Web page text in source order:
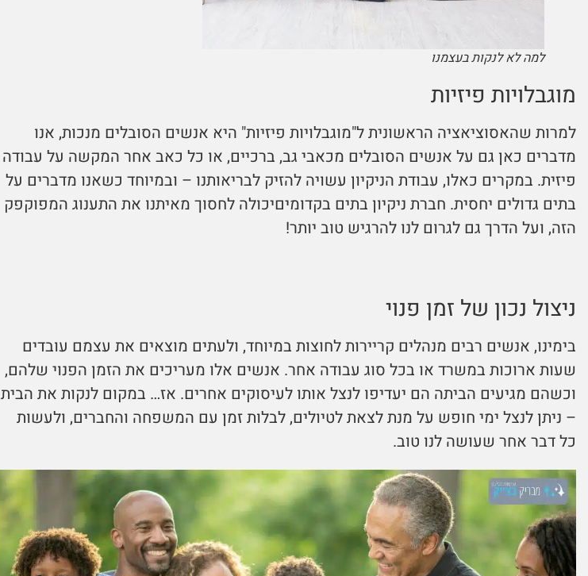
למה לא לנקות בעצמנו
מוגבלויות פיזיות
למרות שהאסוציאציה הראשונית ל"מוגבלויות פיזיות" היא אנשים הסובלים מנכות, אנו
מדברים כאן גם על אנשים הסובלים מכאבי גב, ברכיים, או כל כאב אחר המקשה על עבודה
פיזית. במקרים כאלו, עבודת הניקיון עשויה להזיק לבריאותנו – ובמיוחד כשאנו מדברים על
בתים גדולים יחסית. חברת ניקיון בתים בקדומיםיכולה לחסוך מאיתנו את התענוג המפוקפק
הזה, ועל הדרך גם לגרום לנו להרגיש טוב יותר!
ניצול נכון של זמן פנוי
בימינו, אנשים רבים מנהלים קריירות לחוצות במיוחד, ולעתים מוצאים את עצמם עובדים
שעות ארוכות במשרד או בכל סוג עבודה אחר. אנשים אלו מעריכים את הזמן הפנוי שלהם,
וכשהם מגיעים הביתה הם יעדיפו לנצל אותו לעיסוקים אחרים. אז… במקום לנקות את הבית
– ניתן לנצל ימי חופש על מנת לצאת לטיולים, לבלות זמן עם המשפחה והחברים, ולעשות
כל דבר אחר שעושה לנו טוב.